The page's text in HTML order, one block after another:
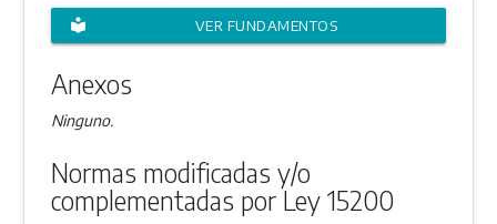
local_library VER FUNDAMENTOS
Anexos
Ninguno.
Normas modificadas y/o
complementadas por Ley 15200